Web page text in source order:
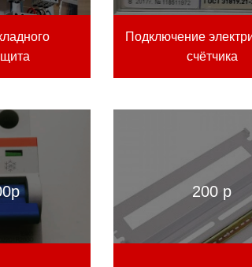
Подключение
счётчика
200 р